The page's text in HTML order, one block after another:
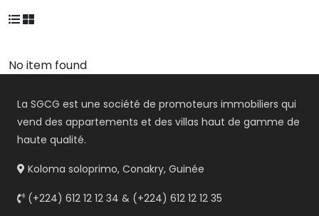
No item found
La SGCG est une société de promoteurs immobiliers qui
vend des appartements et des villas haut de gamme de
haute qualité.
Koloma soloprimo, Conakry, Guinée
(+224) 612 12 12 34 & (+224) 612 12 12 35